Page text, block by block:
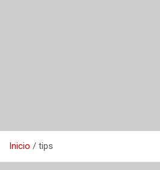
Inicio tips